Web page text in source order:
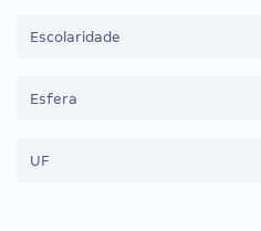
Escolaridade
Esfera
UF